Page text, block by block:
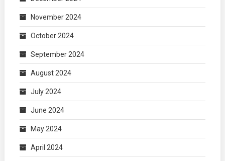
November 2024
October 2024
September 2024
August 2024
July 2024
June 2024
May 2024
April 2024